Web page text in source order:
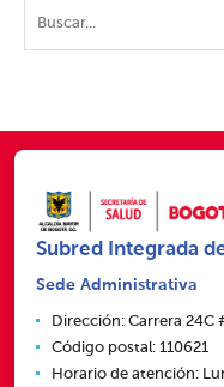
Subred Integrada
Sede Administrativa
Dirección: Carrera 24C
Código postal: 110621
Horario de atención: